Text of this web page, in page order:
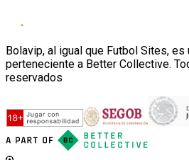
Bolavip, al igual que Futbol Sites, es
perteneciente a Better Collective.
reservados